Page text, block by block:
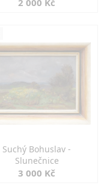
2 000 Kč
Suchý Bohuslav -
Slunečnice
3 000 Kč